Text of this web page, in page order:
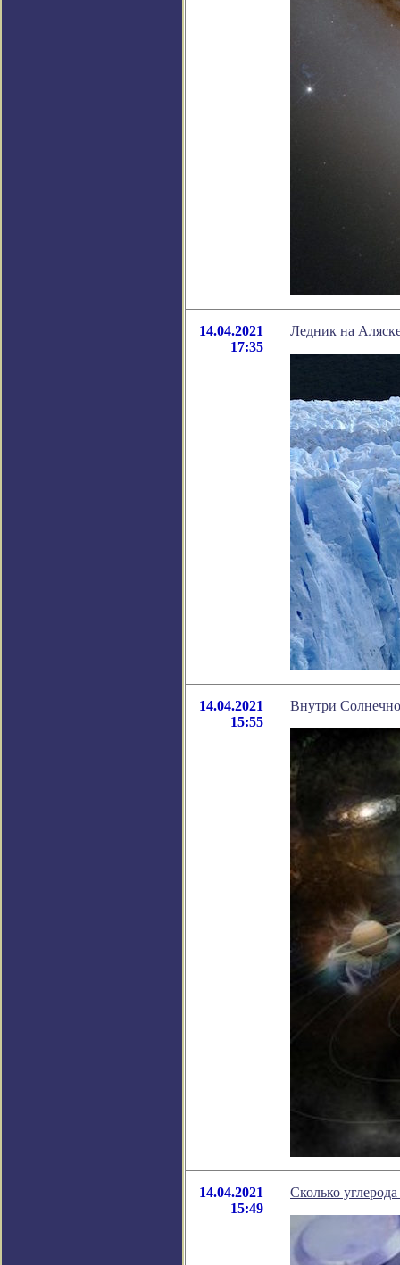
14.04.2021
17:35
Ледник на
14.04.2021
15:55
Внутри
14.04.2021
15:49
Сколько